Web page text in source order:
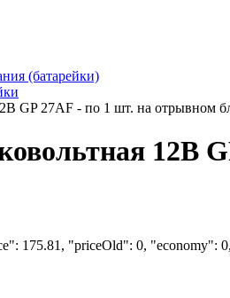
(батарейки)
GP 27АF - по 1 шт. на отрывном
12В
175.81, "priceOld": 0, "economy":